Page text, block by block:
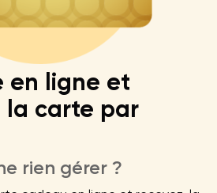
en ligne et
la carte par
rien gérer ?